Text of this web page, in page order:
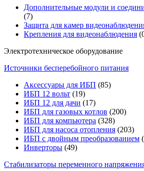
Дополнительные модули и
(7)
Защита для камер
Крепления для видеонаблюдения
Электротехническое оборудование
Источники бесперебойного питания
Аксессуары для ИБП (85)
ИБП 12 вольт (19)
ИБП 12 для дачи (17)
ИБП для газовых котлов (200)
ИБП для компьютера (328)
ИБП для насоса отопления (203)
ИБП с двойным преобразованием
Инверторы (49)
Стабилизаторы переменного